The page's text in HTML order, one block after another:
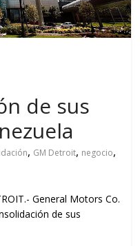
de sus
, GM Detroit, negocio,
General Motors Co.
de sus